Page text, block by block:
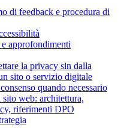
di feedback e procedura di
approfondimenti
la privacy sin dalla
sito o servizio digitale
quando necessario
web: architettura,
riferimenti DPO